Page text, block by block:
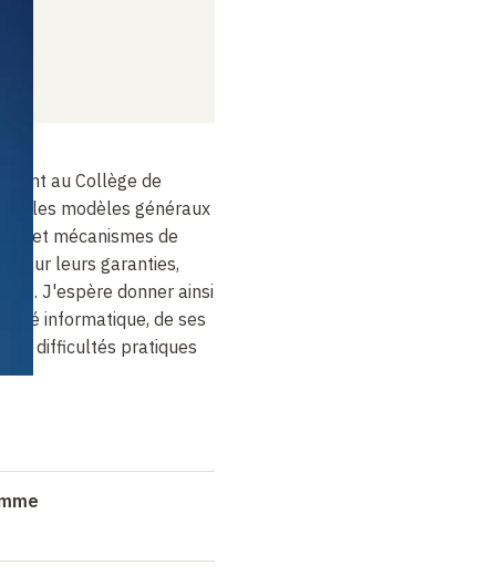
au Collège de
les modèles généraux
et mécanismes de
sur leurs garanties,
J'espère donner ainsi
informatique, de ses
difficultés pratiques